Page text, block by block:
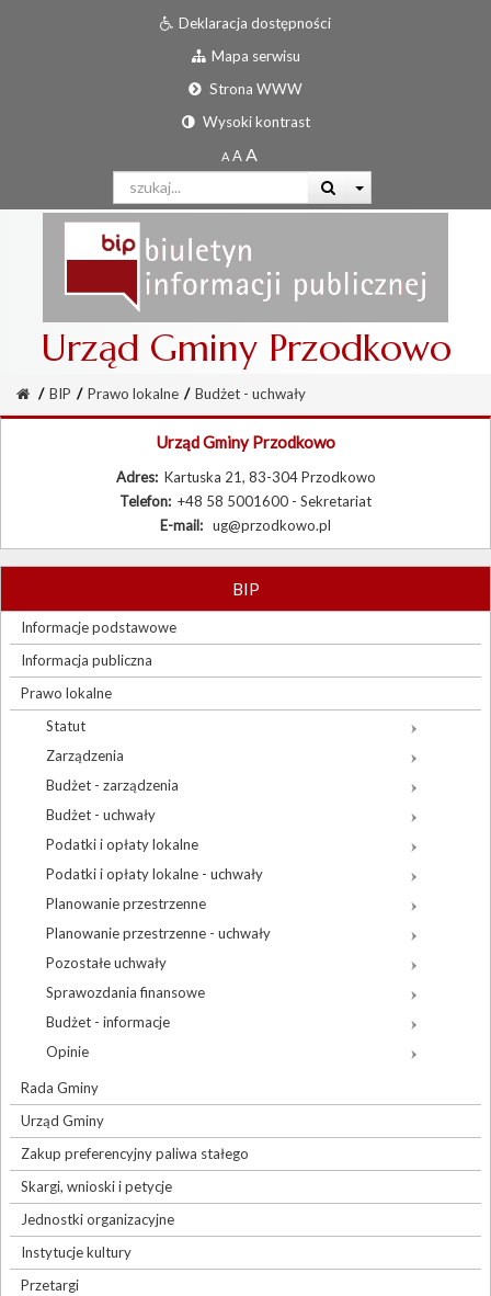
Deklaracja dostępności
Mapa serwisu
Strona WWW
Wysoki kontrast
Urząd Gminy Przodkowo
/ BIP / Prawo lokalne / Budżet - uchwały
Urząd Gminy Przodkowo
Adres: Kartuska 21, 83-304 Przodkowo
Telefon: +48 58 5001600 - Sekretariat
E-mail: ug@przodkowo.pl
BIP
Informacje podstawowe
Informacja publiczna
Prawo lokalne
Statut
Zarządzenia
Budżet - zarządzenia
Budżet - uchwały
Podatki i opłaty lokalne
Podatki i opłaty lokalne - uchwały
Planowanie przestrzenne
Planowanie przestrzenne - uchwały
Pozostałe uchwały
Sprawozdania finansowe
Budżet - informacje
Opinie
Rada Gminy
Urząd Gminy
Zakup preferencyjny paliwa stałego
Skargi, wnioski i petycje
Jednostki organizacyjne
Instytucje kultury
Przetargi